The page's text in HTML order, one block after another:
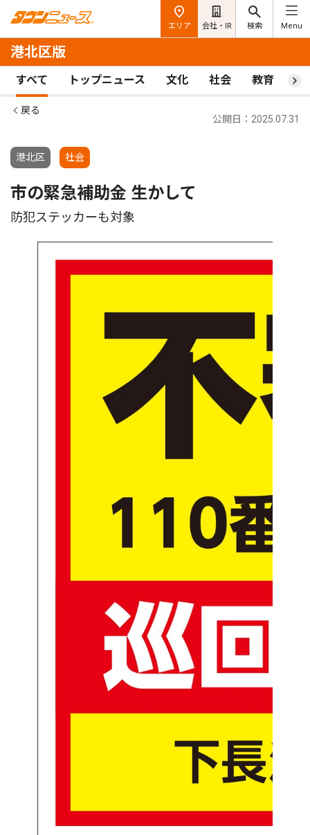
エリア 会社・IR 検索 Menu
港北区版
すべて トップニュース 文化 社会 教育 ス
戻る
港北区 社会
公開日：2025.07.31
市の緊急補助金 生かして
防犯ステッカーも対象